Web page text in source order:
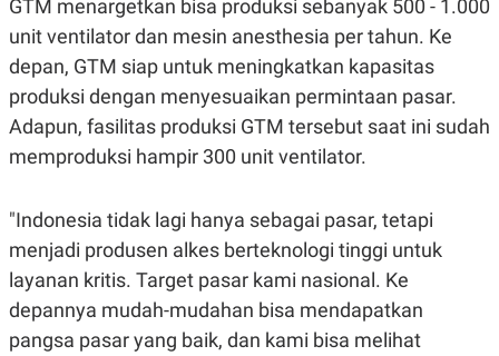
GTM menargetkan bisa produksi sebanyak 500 - 1.000
unit ventilator dan mesin anesthesia per tahun. Ke
depan, GTM siap untuk meningkatkan kapasitas
produksi dengan menyesuaikan permintaan pasar.
Adapun, fasilitas produksi GTM tersebut saat ini sudah
memproduksi hampir 300 unit ventilator.
"Indonesia tidak lagi hanya sebagai pasar, tetapi
menjadi produsen alkes berteknologi tinggi untuk
layanan kritis. Target pasar kami nasional. Ke
depannya mudah-mudahan bisa mendapatkan
pangsa pasar yang baik, dan kami bisa melihat